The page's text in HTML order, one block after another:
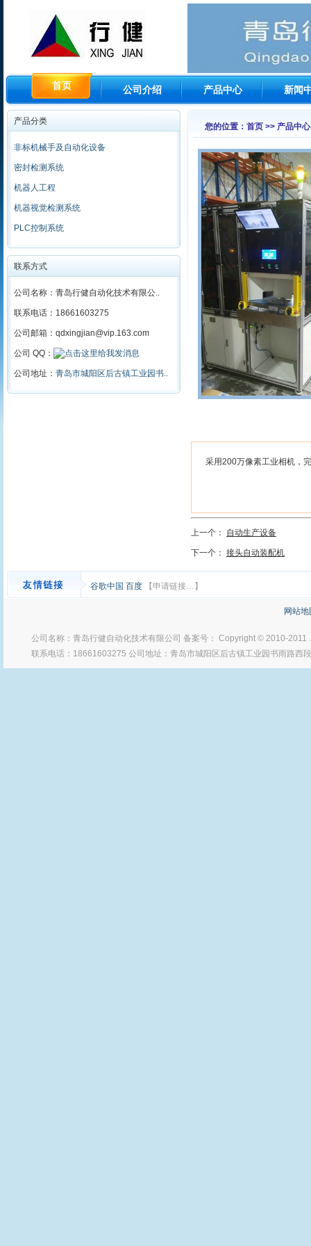
首页 公司介绍 产品中心 新闻
产品分类
非标机械手及自动化设备
密封检测系统
机器人工程
机器视觉检测系统
PLC控制系统
联系方式
公司名称：青岛行健自动化技术有限公..
联系电话：18661603275
公司邮箱：qdxingjian@vip.163.com
公司 QQ：
公司地址： 青岛市城阳区后古镇工业园书..
您的位置：首页 >> 产品中
采用200万像素工业相机，
上一个： 自动生产设备
下一个： 接头自动装配机
谷歌中国 百度 【申请链接…】
网站地
公司名称：青岛行健自动化技术有限公司 备案号： Copyright © 2010-2011
联系电话：18661603275 公司地址：青岛市城阳区后古镇工业园书雨路西